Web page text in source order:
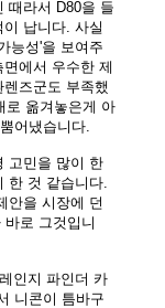
때라서 D80을 들
납니다. 사실
능성'을 보여주
에서 우수한 제
즈군도 부족했
로 옮겨놓은게 아
어냈습니다.
고민을 많이 한
한 것 같습니다.
안을 시장에 던
바로 그것입니
인지 파인더 카
니콘이 틈바구